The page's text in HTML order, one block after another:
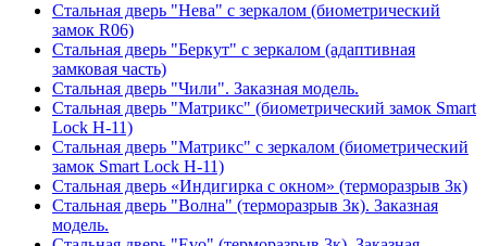
Стальная дверь "Нева" с зеркалом (биометрический
замок R06)
Стальная дверь "Беркут" с зеркалом (адаптивная
замковая часть)
Стальная дверь "Чили". Заказная модель.
Стальная дверь "Матрикс" (биометрический замок Smart
Lock H-11)
Стальная дверь "Матрикс" с зеркалом (биометрический
замок Smart Lock H-11)
Стальная дверь «Индигирка с окном» (терморазрыв 3к)
Стальная дверь "Волна" (терморазрыв 3к). Заказная
модель.